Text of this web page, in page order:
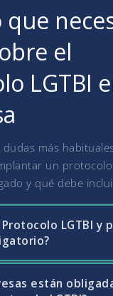
que
el
LGTBI
dudas más
un protocolo
y qué debe
LGTBI y
es el conjunto
están